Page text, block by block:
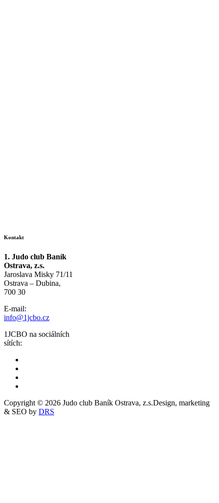
Kontakt
1. Judo club Baník
Ostrava, z.s.
Jaroslava Misky 71/11
Ostrava – Dubina,
700 30
E-mail:
info@1jcbo.cz
1JCBO na sociálních
sítích:
Copyright © 2026 Judo club Baník Ostrava, z.s.Design, marketing
& SEO by DRS